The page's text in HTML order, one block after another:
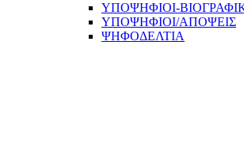
ΥΠΟΨΗΦΙΟΙ-
ΥΠΟΨΗΦΙΟΙ/ΑΠΟΨΕΙΣ
ΨΗΦΟΔΕΛΤΙΑ